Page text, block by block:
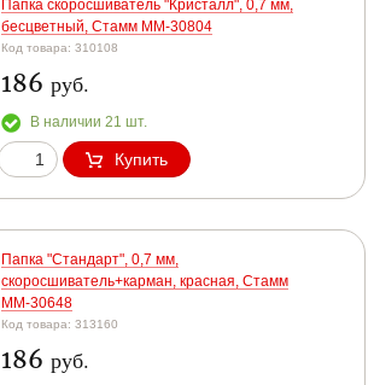
Папка скоросшиватель "Кристалл", 0,7 мм,
бесцветный, Стамм ММ-30804
Код товара: 310108
186 руб.
В наличии 21 шт.
Купить
Папка "Стандарт", 0,7 мм,
скоросшиватель+карман, красная, Стамм
ММ-30648
Код товара: 313160
186 руб.